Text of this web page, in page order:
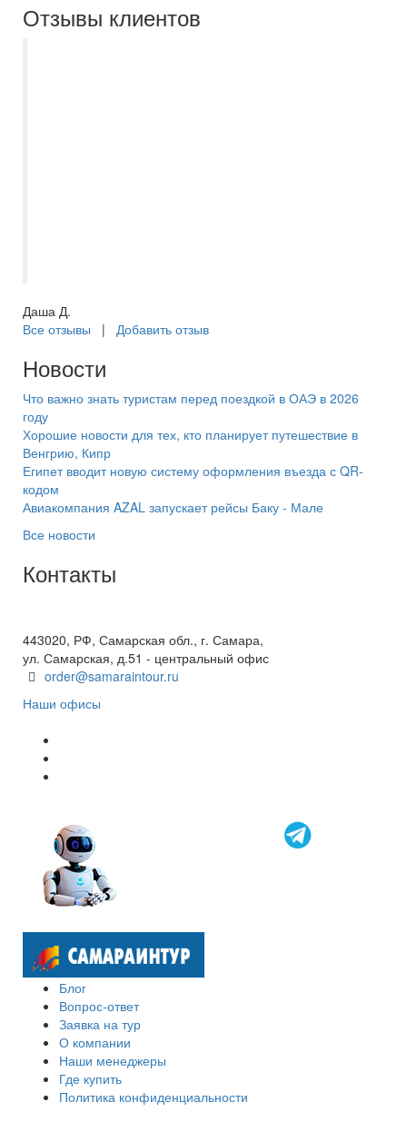
Отзывы клиентов
Даша Д.
Все отзывы | Добавить отзыв
Новости
Что важно знать туристам перед поездкой в ОАЭ в 2026
году
Хорошие новости для тех, кто планирует путешествие в
Венгрию, Кипр
Египет вводит новую систему оформления въезда с QR-
кодом
Авиакомпания AZAL запускает рейсы Баку - Мале
Все новости
Контакты
443020, РФ, Самарская обл., г. Самара,
ул. Самарская, д.51 - центральный офис
order@samaraintour.ru
Наши офисы
Блог
Вопрос-ответ
Заявка на тур
О компании
Наши менеджеры
Где купить
Политика конфиденциальности